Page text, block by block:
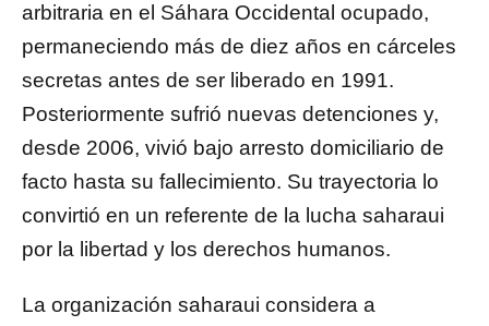
arbitraria en el Sáhara Occidental ocupado,
permaneciendo más de diez años en cárceles
secretas antes de ser liberado en 1991.
Posteriormente sufrió nuevas detenciones y,
desde 2006, vivió bajo arresto domiciliario de
facto hasta su fallecimiento. Su trayectoria lo
convirtió en un referente de la lucha saharaui
por la libertad y los derechos humanos.
La organización saharaui considera a